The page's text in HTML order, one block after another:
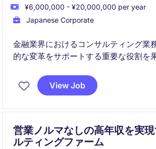
¥6,000,000 - ¥20,000,000 per year
Japanese Corporate
金融業界におけるコンサルティング業
的な変革をサポートする重要な役割を
お客様のニーズに合わせたソリューシ
業界での成功を目指します。
View Job
営業ノルマなしの高年収を実
ルティングファーム